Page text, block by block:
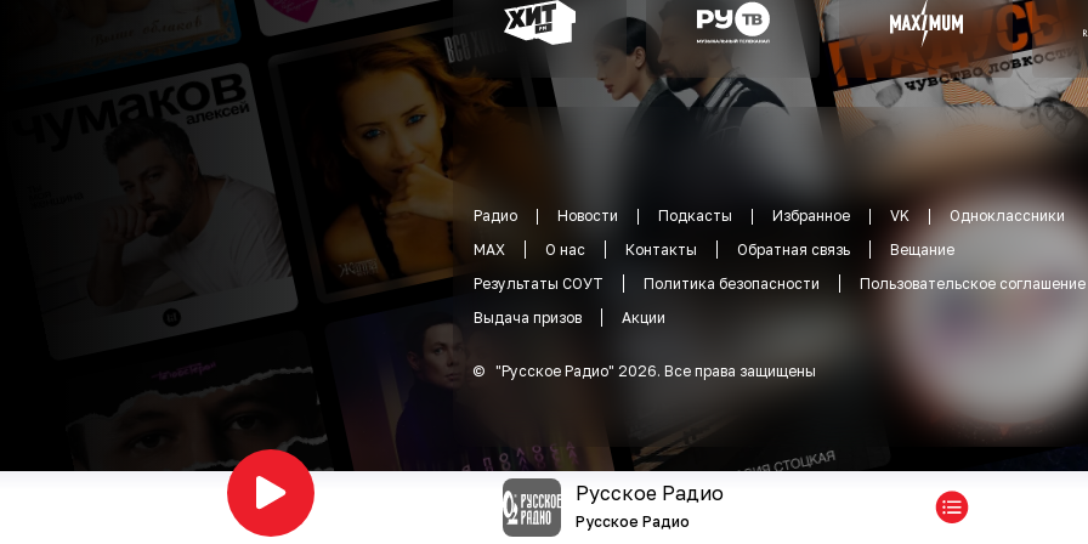
Радио Новости Подкасты Избранное VK
Одноклассники
MAX
О нас Контакты Обратная связь
Вещание
Результаты СОУТ
Политика безопасности
Пользовательское соглашение
Выдача призов
Акции
© "Русское Радио" 2026. Все права защищены
Русское Радио
Русское Радио